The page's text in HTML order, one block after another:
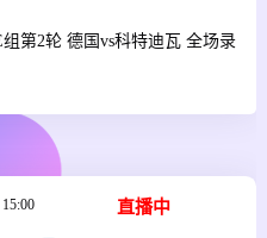
第2轮 德国vs科特迪瓦 全场录
直播中